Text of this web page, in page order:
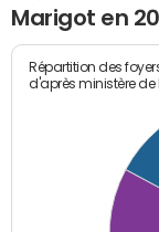
Marigot en
Répartition des
d'après ministère de